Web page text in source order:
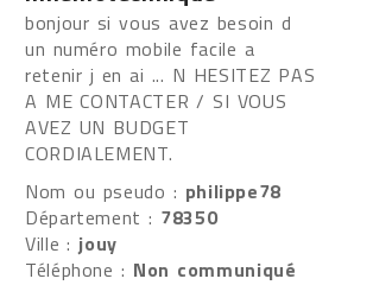
bonjour si vous avez besoin d
un numéro mobile facile a
retenir j en ai ... N HESITEZ PAS
A ME CONTACTER / SI VOUS
AVEZ UN BUDGET
CORDIALEMENT.
Nom ou pseudo : philippe78
Département : 78350
Ville :jouy
Téléphone : Non communiqué